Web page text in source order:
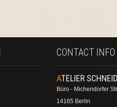
CONTACT INFO
ATELIER
Büro - Michendorfer
14165 Berlin